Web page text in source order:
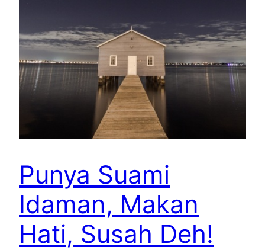
Punya Suami
Idaman, Makan
Hati, Susah Deh!